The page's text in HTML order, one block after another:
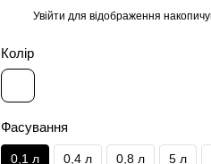
Увійти для відображення
Колір
Фасування
0,1 л 0,4 л 0,8 л 5 л